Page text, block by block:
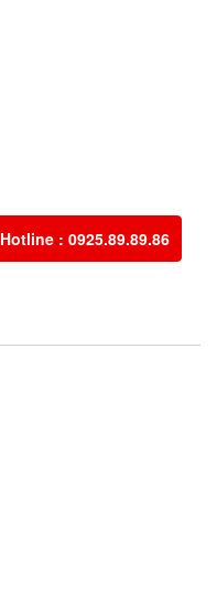
Hotline : 0925.89.89.86